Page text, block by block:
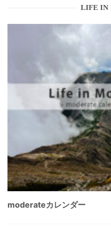
LIFE IN
moderateカレンダー